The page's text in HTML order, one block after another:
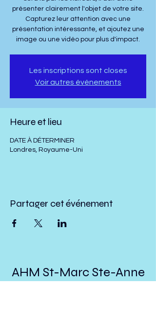
présenter clairement l'objet de votre site.
Capturez leur attention avec une
présentation intéressante, et ajoutez une
image ou une vidéo pour plus d'impact.
Les inscriptions sont closes
Voir autres événements
Heure et lieu
DATE À DÉTERMINER
Londres, Royaume-Uni
Partager cet événement
AHM St-Marc Ste-Anne